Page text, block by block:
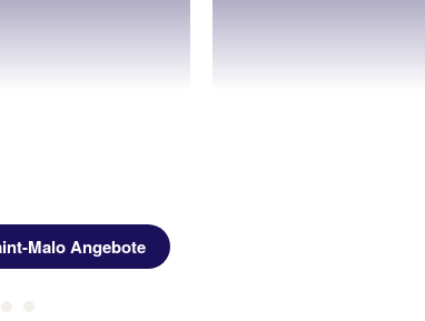
Malo Angebote